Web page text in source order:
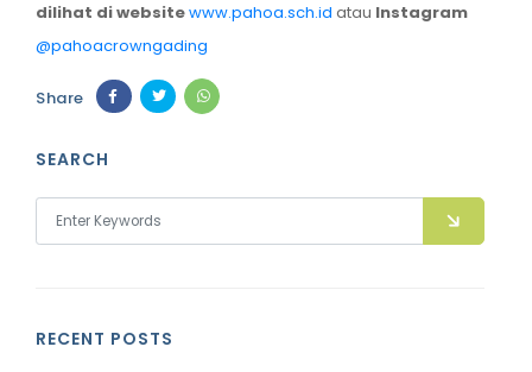
dilihat di websitewww.pahoa.sch.id atau Instagram
@pahoacrowngading
Share
SEARCH
RECENT POSTS